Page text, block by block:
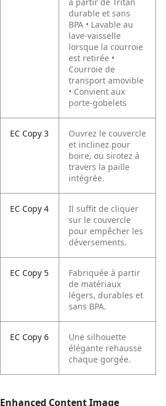
durable et sans
BPA • Lavable au
lave-vaisselle
lorsque la courroie
est retirée •
Courroie de
transport amovible
• Convient aux
porte-gobelets
EC Copy 3
Ouvrez le couvercle
et inclinez pour
boire, ou sirotez à
travers la paille
intégrée.
EC Copy 4
Il suffit de cliquer
sur le couvercle
pour empêcher les
déversements.
EC Copy 5
Fabriquée à partir
de matériaux
légers, durables et
sans BPA.
EC Copy 6
Une silhouette
élégante rehausse
chaque gorgée.
Enhanced Content Image